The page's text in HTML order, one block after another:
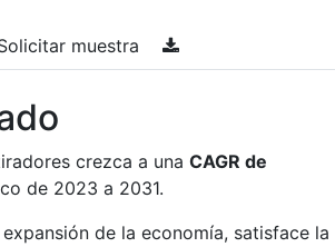
muestra
crezca a una CAGR de
de 2023 a 2031.
de la economía, satisface la